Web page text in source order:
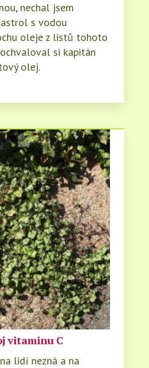
nechal jsem
s vodou
oleje z listů tohoto
si kapitán
olej.
vitaminu C
lidí nezná a na